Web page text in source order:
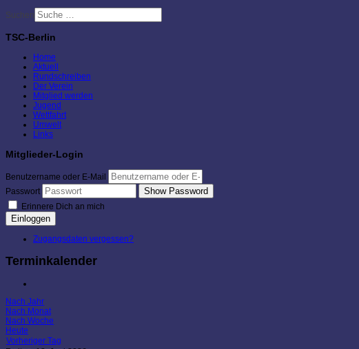
Suchen
TSC-Berlin
Home
Aktuell
Rundschreiben
Der Verein
Mitglied werden
Jugend
Wettfahrt
Umwelt
Links
Mitglieder-Login
Benutzername oder E-Mail
Passwort
Show Password
Erinnere Dich an mich
Einloggen
Zugangsdaten vergessen?
Terminkalender
Nach Jahr
Nach Monat
Nach Woche
Heute
Vorheriger Tag